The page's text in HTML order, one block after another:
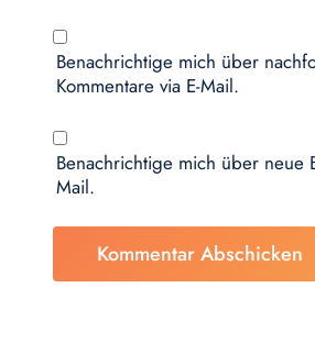
Benachrichtige mich über
Kommentare via E-Mail.
Benachrichtige mich über neue
Mail.